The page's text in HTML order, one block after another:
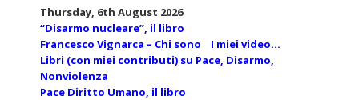
Thursday, 6th August 2026
“Disarmo nucleare”, il libro
Francesco Vignarca – Chi sono
I miei video…
Libri (con miei contributi) su Pace, Disarmo,
Nonviolenza
Pace Diritto Umano, il libro